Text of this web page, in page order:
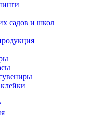
садов и школ